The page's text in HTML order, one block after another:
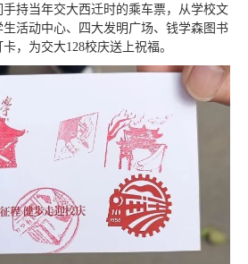
持当年交大西迁时的乘车票，从学校文
活动中心、四大发明广场、钱学森图书
，为交大128校庆送上祝福。